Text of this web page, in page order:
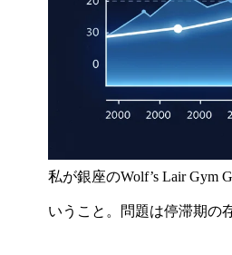
私が銀座のWolf’s Lair Gym
いうこと。問題は停滞期の